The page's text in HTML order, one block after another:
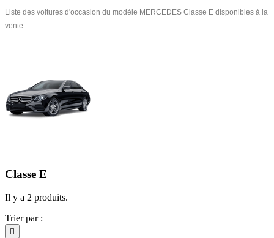
Liste des voitures d'occasion du modèle MERCEDES Classe E disponibles à la
vente.
Classe E
Il y a 2 produits.
Trier par :
